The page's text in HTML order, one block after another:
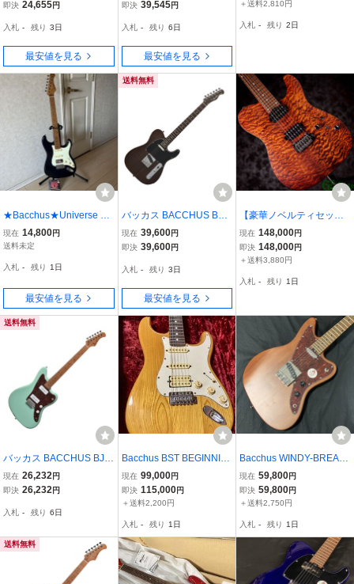
即決 24,655円
入札 - 残り 3日
最安値を見る
即決 39,545円
入札 - 残り 6日
最安値を見る
＋送料2,810円
入札 - 残り 2日
★Bacchus★Universe Se
ries/BST-2-RSM★ストラ
トタイプ ★color濃紺
現在 14,800円
送料未定
入札 - 残り 1日
最安値を見る
送料無料
バッカス BACCHUS BTE
-TW エレキギター
現在 39,600円
即決 39,600円
入札 - 残り 3日
最安値を見る
【豪華ノベルティセット
付き】 Bacchus TACTICS
24-QM RSM/M BRS -Jap
an Tune-up Series- バッ
kg】【現物画像】
現在 148,000円
即決 148,000円
＋送料3,880円
入札 - 残り 1日
送料無料
バッカス BACCHUS BJM
-1-RSM/M SFG エレキギ
ター
現在 26,232円
即決 26,232円
入札 - 残り 6日
Bacchus BST BEGINNIN
G OF THE NEW TRADITI
ON ST Type バッカス ス
トラト カタログ外 日本製
現在 99,000円
即決 115,000円
＋送料2,200円
入札 - 残り 1日
Bacchus WINDY-BREAK
ER/RSM/BR-S(バッカス
テレマスタータイプ)【新
発田店】
現在 59,800円
即決 59,800円
＋送料2,750円
入札 - 残り 1日
送料無料